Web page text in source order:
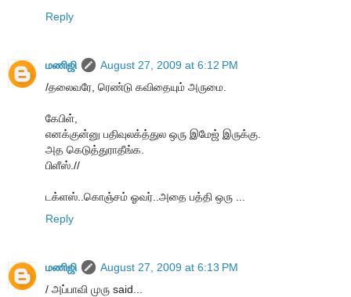
Reply
மணிஜி
August 27, 2009 at 6:12 PM
/தலைவரே, ரெண்டு கவிதையும் அருமை.
கேபிள்,
எனக்குன்னு பதிவுலக்த்துல ஒரு இமேஜ் இருக்கு.
அத கெடுத்துராதீங்க.
பிளீஸ்.//
டக்ளஸ்..கொஞ்சம் ஓவர்..அதை பத்தி ஒரு ...
Reply
மணிஜி
August 27, 2009 at 6:13 PM
/ அப்பாவி முரு said...